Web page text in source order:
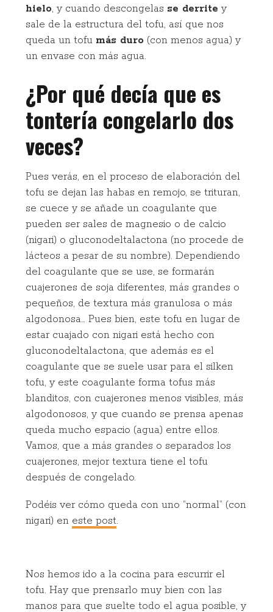
hielo, y cuando descongelas se derrite y
sale de la estructura del tofu, así que nos
queda un tofu más duro (con menos agua) y
un envase con más agua.
¿Por qué decía que es
tontería congelarlo dos
veces?
Pues verás, en el proceso de elaboración del
tofu se dejan las habas en remojo, se trituran,
se cuece y se añade un coagulante que
pueden ser sales de magnesio o de calcio
(nigari) o gluconodeltalactona (no procede de
lácteos a pesar de su nombre). Dependiendo
del coagulante que se use, se formarán
cuajerones de soja diferentes, más grandes o
pequeños, de textura más granulosa o más
algodonosa… Pues bien, este tofu en lugar de
estar cuajado con nigari está hecho con
gluconodeltalactona, que además es el
coagulante que se suele usar para el silken
tofu, y este coagulante forma tofus más
blanditos, con cuajerones menos visibles, más
algodonosos, y que cuando se prensa apenas
queda mucho espacio (agua) entre ellos.
Vamos, que a más grandes o separados los
cuajerones, mejor textura tiene el tofu
después de congelado.
Podéis ver cómo queda con uno “normal” (con
nigari) en este post.
Nos hemos ido a la cocina para escurrir el
tofu. Hay que prensarlo muy bien con las
manos para que suelte todo el agua posible, y